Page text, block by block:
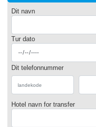
Dit navn
Tur dato
Dit telefonnummer
Hotel navn for transfer